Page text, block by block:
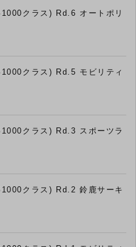
クラス) Rd.6 オートポリ
クラス) Rd.5 モビリティ
クラス) Rd.3 スポーツラ
クラス) Rd.2 鈴鹿サーキ